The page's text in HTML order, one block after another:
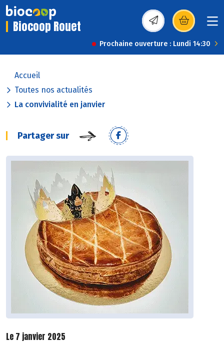
Biocoop Rouet (s’ouvre dans une
Prochaine ouverture : Lundi 14:30
Accueil
Toutes nos actualités
La convivialité en janvier
Partager sur
Le 7 janvier 2025